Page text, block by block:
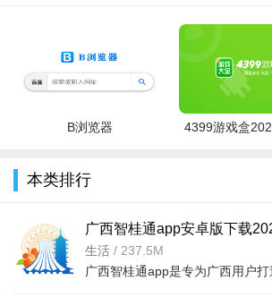
然后点击右上角的加号（+），输入需要
B浏览器
4399游戏盒
本类排行
广西智桂通app安卓版下载
1.4.92026手机版
生活 / 237.5M